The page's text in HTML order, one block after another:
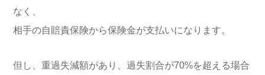
なく、
相手の自賠責保険から保険金が支払いになります。
但し、重過失減額があり、過失割合が70%を超える場合